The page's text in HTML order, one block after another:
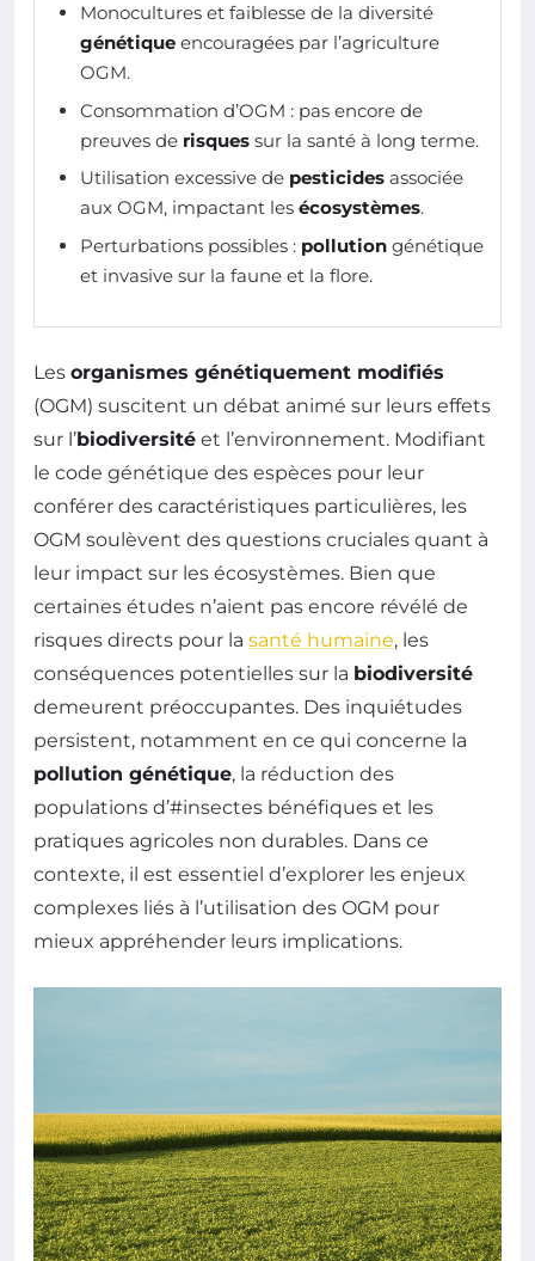
Monocultures et faiblesse de la diversité
génétique encouragées par l’agriculture
OGM.
Consommation d’OGM : pas encore de
preuves de risques sur la santé à long terme.
Utilisation excessive de pesticides associée
aux OGM, impactant les écosystèmes.
Perturbations possibles : pollution génétique
et invasive sur la faune et la flore.
Les organismes génétiquement modifiés
(OGM) suscitent un débat animé sur leurs effets
sur l’biodiversité et l’environnement. Modifiant
le code génétique des espèces pour leur
conférer des caractéristiques particulières, les
OGM soulèvent des questions cruciales quant à
leur impact sur les écosystèmes. Bien que
certaines études n’aient pas encore révélé de
risques directs pour la santé humaine, les
conséquences potentielles sur la biodiversité
demeurent préoccupantes. Des inquiétudes
persistent, notamment en ce qui concerne la
pollution génétique, la réduction des
populations d’#insectes bénéfiques et les
pratiques agricoles non durables. Dans ce
contexte, il est essentiel d’explorer les enjeux
complexes liés à l’utilisation des OGM pour
mieux appréhender leurs implications.